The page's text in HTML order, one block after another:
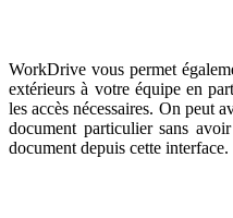
WorkDrive vous permet
extérieurs à votre équipe en
les accès nécessaires. On peut
document particulier sans
document depuis cette interface.